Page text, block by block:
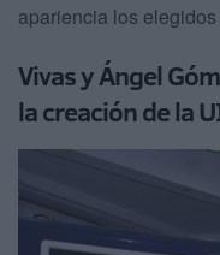
apariencia los elegidos
Vivas y Ángel
la creación de la